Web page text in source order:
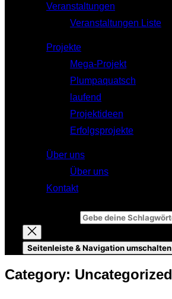
Veranstaltungen
Veranstaltungen Liste
Projekte
Mega-Projekt
Plumpaquatsch
laufend
Projektideen
Erfolgsprojekte
Über uns
Über uns
Kontakt
Seitenleiste & Navigation umschalten
Category: Uncategorized